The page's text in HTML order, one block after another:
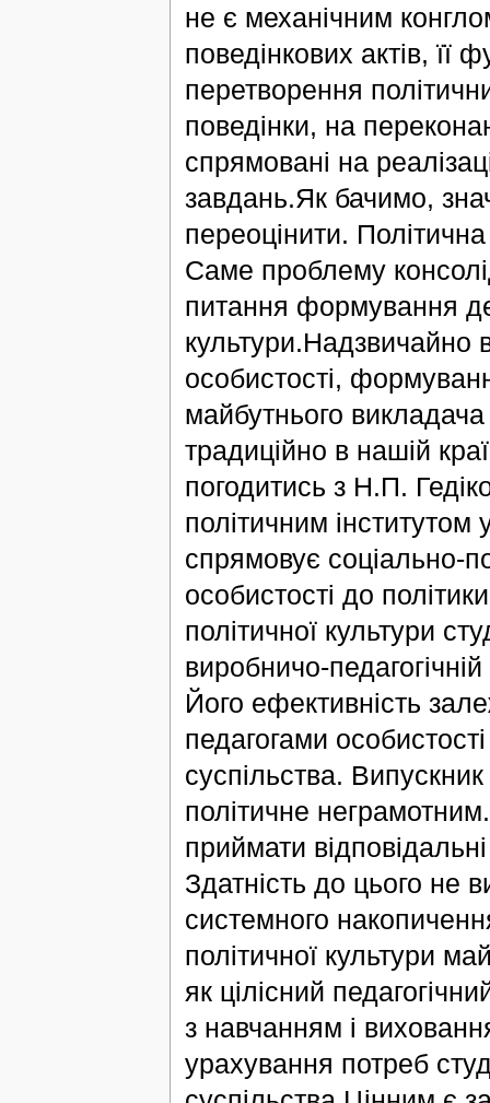
не є механічним
поведінкових актів, її
перетворення
поведінки, на
спрямовані на
завдань.Як бачимо,
переоцінити.
Саме проблему
питання формування
культури.Надзвичайно
особистості,
майбутнього
традиційно в нашій
погодитись з Н.П.
політичним інститутом
спрямовує соціально-
особистості до
політичної культури
виробничо-
Його ефективність
педагогами
суспільства.
політичне
приймати
Здатність до цього не
системного
політичної культури
як цілісний
з навчанням і
урахування потреб